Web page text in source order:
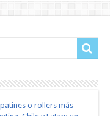
o rollers más